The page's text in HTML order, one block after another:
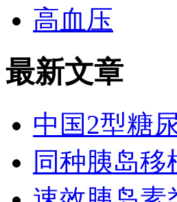
高血压
最新文章
中国2型糖
同种胰岛